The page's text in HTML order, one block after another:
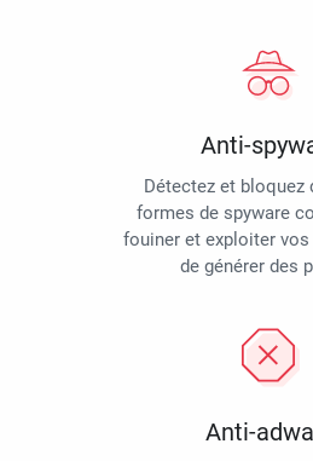
Anti-
Détectez et bloquez
formes de spyware
fouiner et exploiter
de générer des
Anti-